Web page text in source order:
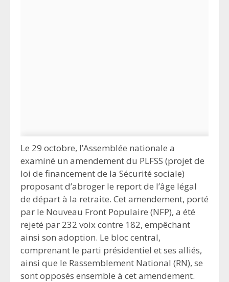
Le 29 octobre, l’Assemblée nationale a
examiné un amendement du PLFSS (projet de
loi de financement de la Sécurité sociale)
proposant d’abroger le report de l’âge légal
de départ à la retraite. Cet amendement, porté
par le Nouveau Front Populaire (NFP), a été
rejeté par 232 voix contre 182, empêchant
ainsi son adoption. Le bloc central,
comprenant le parti présidentiel et ses alliés,
ainsi que le Rassemblement National (RN), se
sont opposés ensemble à cet amendement.